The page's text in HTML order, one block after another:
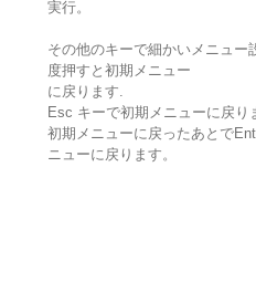
実行。
その他のキーで細かいメニュー
度押すと初期メニュー
に戻ります.
Esc キーで初期メニューに戻り
初期メニューに戻ったあとで
ニューに戻ります。